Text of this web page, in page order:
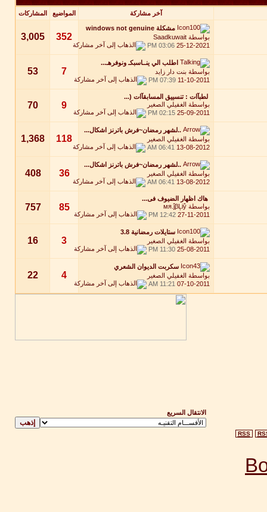
آخر مشاركة المواضيع المشاركات
مشكلة windows not genuine
بواسطة Saadkuwait
25-12-2021
03:06 PM
352
3,005
اطلب الي ينــاسبكـ ونوفرهـ...
بواسطة بنت دار زايد
11-10-2011
07:39 PM
7
53
لطبآات : تنسييق المسابقآات (...
بواسطة الغفيلي الصغير
25-09-2011
02:15 PM
9
70
..لشهر رمضان~فرش باترنز اشكال...
بواسطة الغفيلي الصغير
13-08-2012
06:41 AM
118
1,368
..لشهر رمضان~فرش باترنز اشكال...
بواسطة الغفيلي الصغير
13-08-2012
06:41 AM
36
408
هاك اظهار الضيوف فى...
بواسطة мя.ĵβĻiŷ
27-11-2011
12:42 PM
85
757
ستايلات رمضانية 3.8
بواسطة الغفيلي الصغير
25-08-2011
11:30 PM
3
16
سكربت الديوان الشعري
بواسطة الغفيلي الصغير
07-10-2011
11:21 AM
4
22
الانتقال السريع
RSS